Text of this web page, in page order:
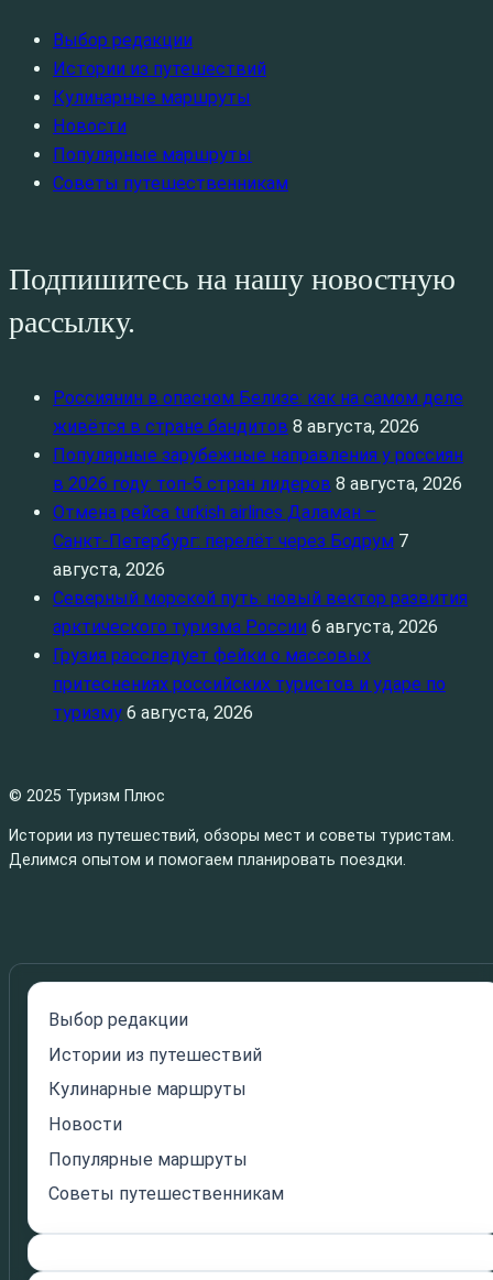
Выбор редакции
Истории из путешествий
Кулинарные маршруты
Новости
Популярные маршруты
Советы путешественникам
Подпишитесь на нашу новостную
рассылку.
Россиянин в опасном Белизе: как на самом деле
живётся в стране бандитов 8 августа, 2026
Популярные зарубежные направления у россиян
в 2026 году: топ‑5 стран лидеров 8 августа, 2026
Отмена рейса turkish airlines Даламан –
Санкт‑Петербург: перелёт через Бодрум 7
августа, 2026
Северный морской путь: новый вектор развития
арктического туризма России 6 августа, 2026
Грузия расследует фейки о массовых
притеснениях российских туристов и ударе по
туризму 6 августа, 2026
© 2025 Туризм Плюс
Истории из путешествий, обзоры мест и советы туристам.
Делимся опытом и помогаем планировать поездки.
Выбор редакции
Истории из путешествий
Кулинарные маршруты
Новости
Популярные маршруты
Советы путешественникам